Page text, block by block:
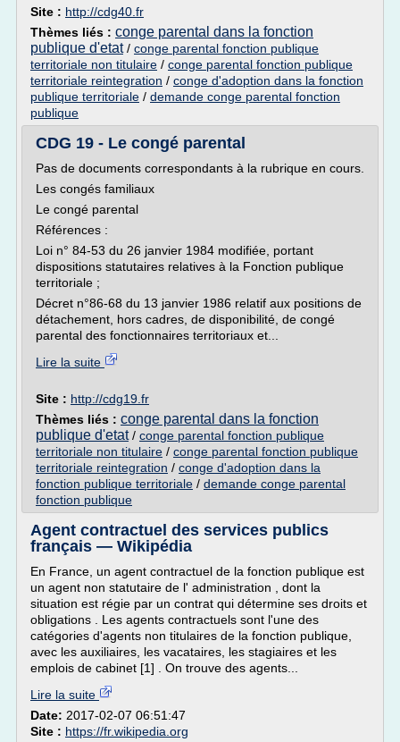
Site : http://cdg40.fr
Thèmes liés : conge parental dans la fonction
publique d'etat/ conge parental fonction publique
territoriale non titulaire / conge parental fonction publique
territoriale reintegration / conge d'adoption dans la fonction
publique territoriale / demande conge parental fonction
publique
CDG 19 - Le congé parental
Pas de documents correspondants à la rubrique en cours.
Les congés familiaux
Le congé parental
Références :
Loi n° 84-53 du 26 janvier 1984 modifiée, portant
dispositions statutaires relatives à la Fonction publique
territoriale ;
Décret n°86-68 du 13 janvier 1986 relatif aux positions de
détachement, hors cadres, de disponibilité, de congé
parental des fonctionnaires territoriaux et...
Lire la suite
Site : http://cdg19.fr
Thèmes liés : conge parental dans la fonction
publique d'etat/ conge parental fonction publique
territoriale non titulaire / conge parental fonction publique
territoriale reintegration / conge d'adoption dans la
fonction publique territoriale / demande conge parental
fonction publique
Agent contractuel des services publics
français — Wikipédia
En France, un agent contractuel de la fonction publique est
un agent non statutaire de l' administration , dont la
situation est régie par un contrat qui détermine ses droits et
obligations . Les agents contractuels sont l'une des
catégories d'agents non titulaires de la fonction publique,
avec les auxiliaires, les vacataires, les stagiaires et les
emplois de cabinet [1] . On trouve des agents...
Lire la suite
Date: 2017-02-07 06:51:47
Site : https://fr.wikipedia.org